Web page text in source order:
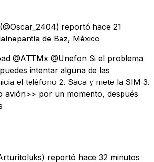
(@Oscar_2404) reportó hace 21
de Baz, México
@ATTMx @Unefon Si el problema
intentar alguna de las
el teléfono 2. Saca y mete la SIM 3.
avión>> por un momento, después
reportó hace 32 minutos